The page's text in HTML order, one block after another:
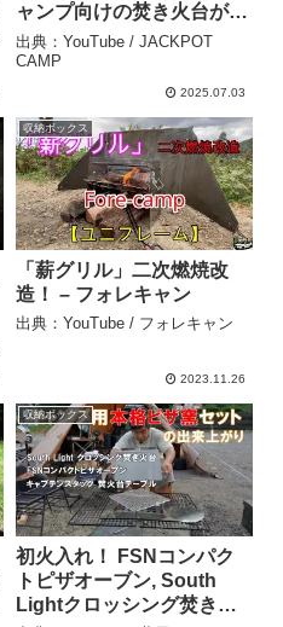
ャンプ向けの焚き火台が便
利すぎた！ #キャンプ #ア
ウトドア #焚火台 –
JACKPOT CAMP
出典：YouTube / JACKPOT
CAMP
2025.07.03
収納ボックス
「薪グリル」二次燃焼改
造！ – フォレキャン
出典：YouTube / フォレキャン
2023.11.26
収納ボックス
初火入れ！ FSNコンパク
トピザオーブン, South
Lightクロッシング焚き火